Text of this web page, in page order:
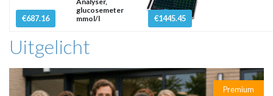
€687.16
glucosemeter
mmol/l
€1445.45
Uitgelicht
Premium